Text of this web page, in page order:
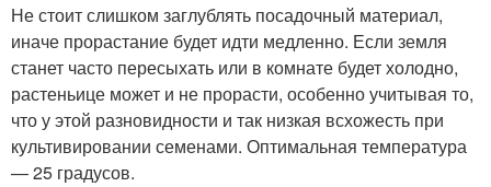
Не стоит слишком заглублять посадочный материал,
иначе прорастание будет идти медленно. Если земля
станет часто пересыхать или в комнате будет холодно,
растеньице может и не прорасти, особенно учитывая то,
что у этой разновидности и так низкая всхожесть при
культивировании семенами. Оптимальная температура
— 25 градусов.